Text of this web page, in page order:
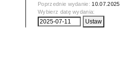
Poprzednie wydanie: 10.07.2025
Wybierz datę wydania: